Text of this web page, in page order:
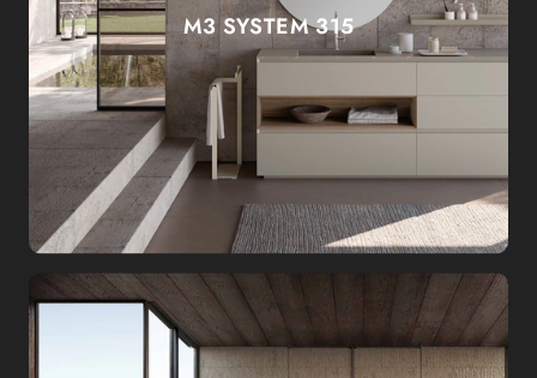
M3 SYSTEM 315